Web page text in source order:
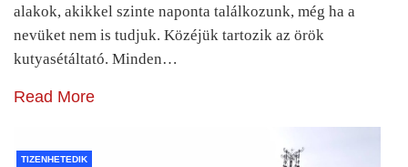
alakok, akikkel szinte naponta találkozunk, még ha a
nevüket nem is tudjuk. Közéjük tartozik az örök
kutyasétáltató. Minden…
Read More
TIZENHETEDIK